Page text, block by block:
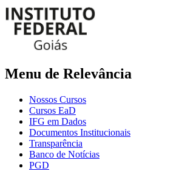
Menu de Relevância
Nossos Cursos
Cursos EaD
IFG em Dados
Documentos Institucionais
Transparência
Banco de Notícias
PGD